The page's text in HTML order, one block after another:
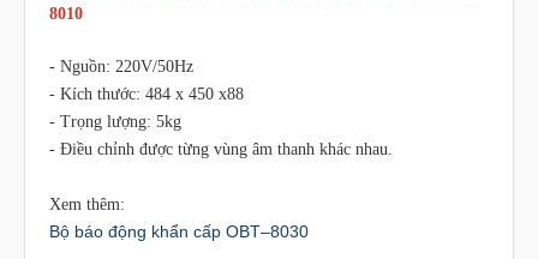
8010
- Nguồn: 220V/50Hz
- Kích thước: 484 x 450 x88
- Trọng lượng: 5kg
- Điều chỉnh được từng vùng âm thanh khác nhau.
Xem thêm:
Bộ báo động khẩn cấp OBT–8030